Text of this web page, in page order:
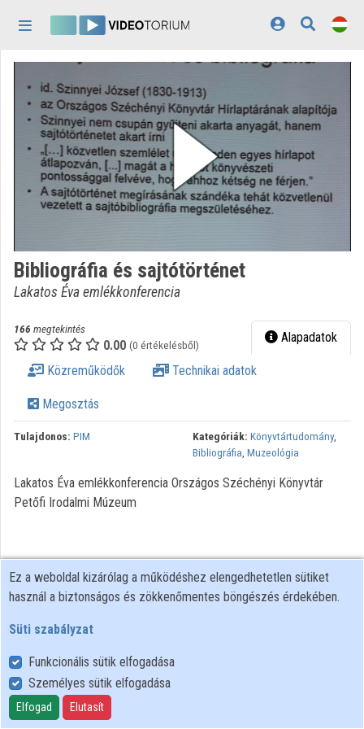
Bejelentkezés
Felfedezés
Kategóriák
Lejátszási listák
Közreműködők
Bibliográfia és sajtótörténet
Lakatos Éva emlékkonferencia
166 megtekintés
0.00 (0 értékelésből) Alapadatok
Közreműködők Technikai adatok
Megosztás
Tulajdonos: PIM Kategóriák: Könyvtártudomány,
Bibliográfia, Muzeológia
Lakatos Éva emlékkonferencia Országos Széchényi Könyvtár
Petőfi Irodalmi Múzeum
Felhasználói szabályzat
Adatkezelési tájékoztató
Süti szabályzat
Ez a weboldal kizárólag a működéshez elengedhetetlen sütiket
használ a biztonságos és zökkenőmentes böngészés érdekében.
Süti szabályzat
Funkcionális sütik elfogadása
Személyes sütik elfogadása
Elfogad Elutasít